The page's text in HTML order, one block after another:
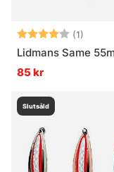
Betyg: (1)
4.0
Lidmans Same
85 kr
Slutsåld